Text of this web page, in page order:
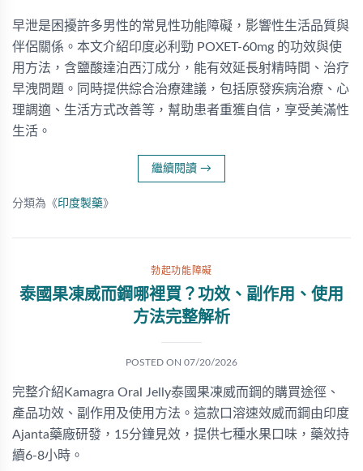
早泄是困擾許多男性的常見性功能障礙，影響性生活品質與
伴侶關係。本文介紹印度必利勁 POXET-60mg 的功效與使
用方法，含鹽酸達泊西汀成分，能有效延長射精時間、治疗
早洩問題。同時提供綜合治療建議，包括原發疾病治療、心
理調適、生活方式改善等，幫助患者重獲自信，享受美滿性
生活。
繼續閱讀 →
分類為《印度製藥》
勃起功能障礙
泰國果凍威而鋼哪裡買？功效、副作用、使用
方法完整解析
POSTED ON 07/20/2026
完整介紹Kamagra Oral Jelly泰國果凍威而鋼的購買途徑、
產品功效、副作用及使用方法。這款口溶速效威而鋼由印度
Ajanta藥廠研發，15分鐘見效，提供七種水果口味，藥效持
續6-8小時。